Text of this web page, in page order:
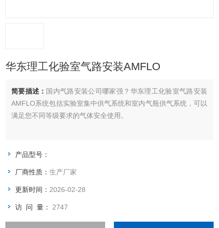
华东理工化验室气路安装AMFLO
简要描述： 国内气路安装公司哪家强？华东理工化验室气路安装
AMFLO系统包括实验室集中供气系统和室内气瓶供气系统，可以
满足您不同等级要求的气体安全使用。
产品型号：
厂商性质：生产厂家
更新时间： 2026-02-28
访 问 量： 2747